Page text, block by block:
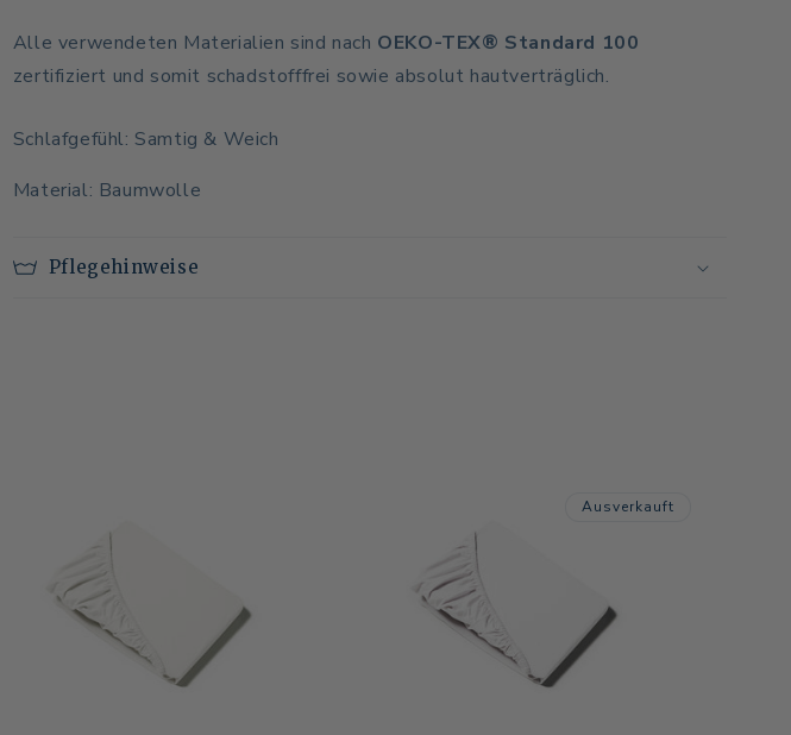
Alle verwendeten Materialien sind nach OEKO-TEX® Standard 100
zertifiziert und somit schadstofffrei sowie absolut hautverträglich.
Schlafgefühl: Samtig & Weich
Material: Baumwolle
Pflegehinweise
Ausverkauft